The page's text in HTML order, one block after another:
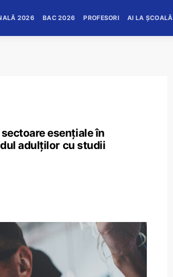
2026 BAC 2026 PROFESORI AI LA ȘCOALĂ
esențiale în
adulților cu studii